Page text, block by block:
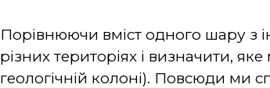
Порівнюючи вміст одного шару
різних територіях і визначити,
геологічній колоні). Повсюди ми